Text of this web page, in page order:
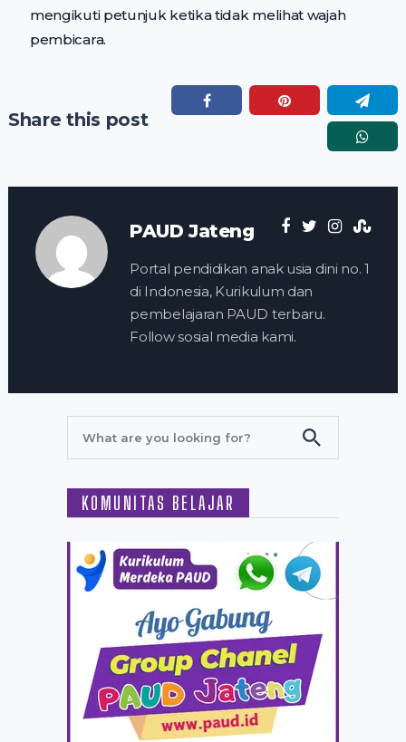
mengikuti petunjuk ketika tidak melihat wajah
pembicara.
Share this post
PAUD Jateng
Portal pendidikan anak usia dini no. 1
di Indonesia, Kurikulum dan
pembelajaran PAUD terbaru.
Follow sosial media kami.
KOMUNITAS BELAJAR